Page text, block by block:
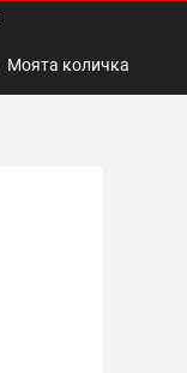
Моята количка